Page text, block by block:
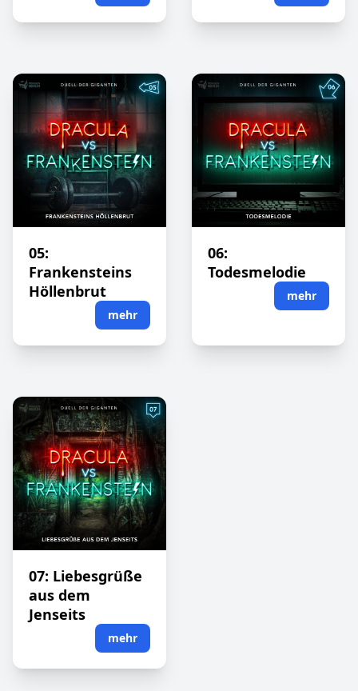
05:
Frankensteins
Höllenbrut
mehr
06:
Todesmelodie
mehr
07: Liebesgrüße
aus dem
Jenseits
mehr